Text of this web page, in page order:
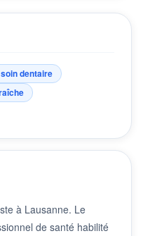
dentaire
à Lausanne. Le
de santé habilité